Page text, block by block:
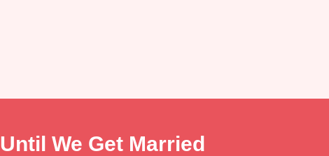
Until We Get Married